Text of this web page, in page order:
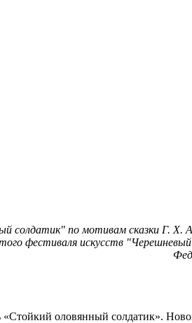
солдатик" по мотивам сказки Г. Х.
фестиваля искусств
оловянный солдатик».